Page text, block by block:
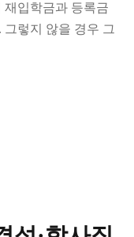
재입학금과 등록금
. 그렇지 않을 경우 그